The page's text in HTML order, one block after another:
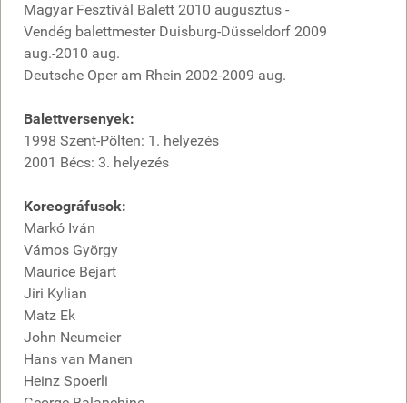
Magyar Fesztivál Balett 2010 augusztus -
Vendég balettmester Duisburg-Düsseldorf 2009
aug.-2010 aug.
Deutsche Oper am Rhein 2002-2009 aug.
Balettversenyek:
1998 Szent-Pölten: 1. helyezés
2001 Bécs: 3. helyezés
Koreográfusok:
Markó Iván
Vámos György
Maurice Bejart
Jiri Kylian
Matz Ek
John Neumeier
Hans van Manen
Heinz Spoerli